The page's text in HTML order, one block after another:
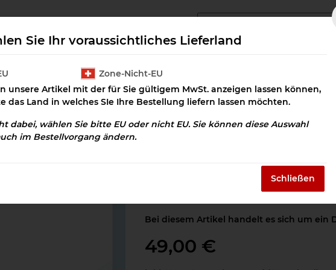
Spinalkanal Stenose Download
Spinalkanal Stenose
OSD-100464
Bei diesem Artikel handelt es sich um ein
49,00 €
Sie Ihr voraussichtliches Lieferland
Zone-Nicht-EU
unsere Artikel mit der für Sie gültigem MwSt. anzeigen lassen können,
das Land in welches SIe Ihre Bestellung liefern lassen möchten.
dabei, wählen Sie bitte EU oder nicht EU. Sie können diese Auswahl
im Bestellvorgang ändern.
Schließen